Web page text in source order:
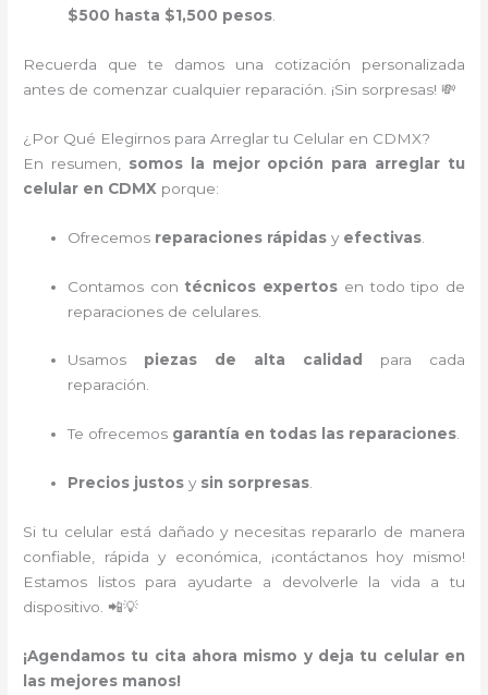
$500 hasta $1,500 pesos
Recuerda que te damos una cotización personalizada
antes de comenzar cualquier reparación. ¡Sin sorpresas! 💸
¿Por Qué Elegirnos para Arreglar tu Celular en CDMX?
En resumen, somos la mejor opción para arreglar tu
celular en CDMX porque:
Ofrecemos reparaciones rápidas y efectivas
Contamos con técnicos expertos en todo tipo de
reparaciones de celulares.
Usamos piezas de alta calidad
para cada
reparación.
Te ofrecemos garantía en todas las reparaciones.
Precios justos y sin sorpresas
Si tu celular está dañado y necesitas repararlo de manera
confiable, rápida y económica, ¡contáctanos hoy mismo!
Estamos listos para ayudarte a devolverle la vida a tu
dispositivo. 📲💡
¡Agendamos tu cita ahora mismo y deja tu celular en
las mejores manos!